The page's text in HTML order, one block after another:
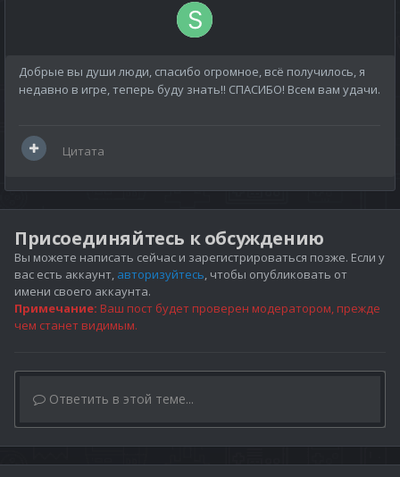
Добрые вы души люди, спасибо огромное, всё получилось, я
недавно в игре, теперь буду знать!! СПАСИБО! Всем вам удачи.
Цитата
Присоединяйтесь к обсуждению
Вы можете написать сейчас и зарегистрироваться позже. Если у
вас есть аккаунт, авторизуйтесь, чтобы опубликовать от
имени своего аккаунта.
Примечание: Ваш пост будет проверен модератором, прежде
чем станет видимым.
Ответить в этой теме...